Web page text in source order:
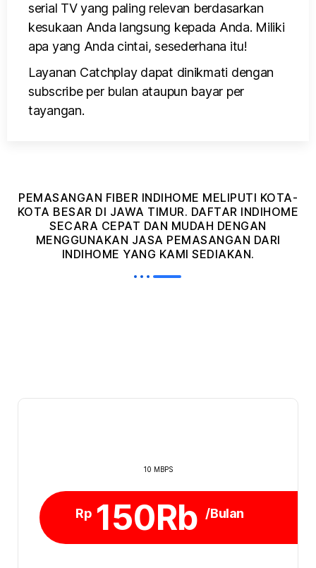
serial TV yang paling relevan berdasarkan
kesukaan Anda langsung kepada Anda. Miliki
apa yang Anda cintai, sesederhana itu!
Layanan Catchplay dapat dinikmati dengan
subscribe per bulan ataupun bayar per
tayangan.
PEMASANGAN FIBER INDIHOME MELIPUTI KOTA-
KOTA BESAR DI JAWA TIMUR. DAFTAR INDIHOME
SECARA CEPAT DAN MUDAH DENGAN
MENGGUNAKAN JASA PEMASANGAN DARI
INDIHOME YANG KAMI SEDIAKAN.
10 MBPS
Rp 150Rb /Bulan